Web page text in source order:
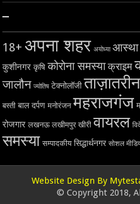
–
18+ अपना शहर अयोध्या आस्था
कुशीनगर कृषि कोरोना समस्या क्राइम
जालौन ज्योतिष टेक्नोलॉजी ताज़ातरीन
बस्ती बाल दर्पण मनोरंजन महराजगंज
रोजगार लखनऊ लखीमपुर खीरी वायरल
समस्या सम्पादकीय सिद्धार्थनगर सोशल
Website Design By
© Copyright 2018,